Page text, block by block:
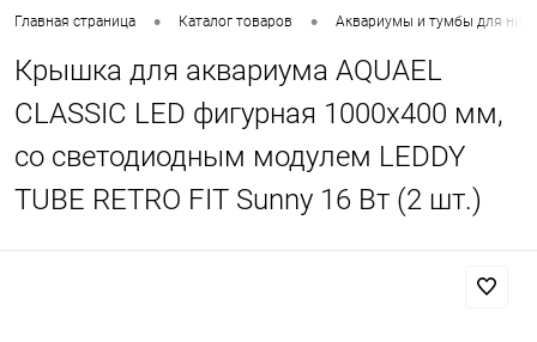
Главная страница • Каталог товаров • Аквариумы и тумбы для них
Крышка для аквариума AQUAEL
CLASSIC LED фигурная 1000х400 мм,
со светодиодным модулем LEDDY
TUBE RETRO FIT Sunny 16 Вт (2 шт.)